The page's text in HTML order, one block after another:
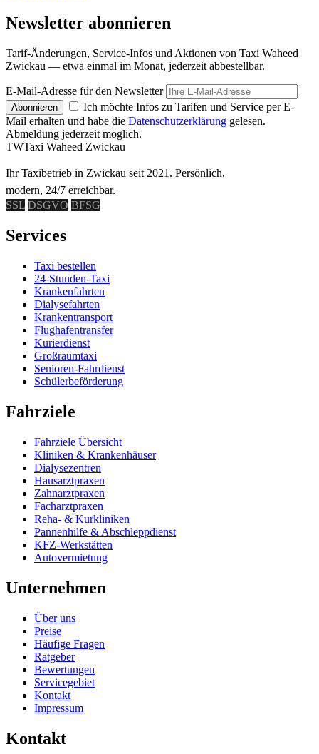
Newsletter abonnieren
Tarif-Änderungen, Service-Infos und Aktionen von Taxi Waheed
Zwickau — etwa einmal im Monat, jederzeit abbestellbar.
E-Mail-Adresse für den Newsletter
Abonnieren
Ich möchte Infos zu Tarifen und Service per E-
Mail erhalten und habe die Datenschutzerklärung gelesen.
Abmeldung jederzeit möglich.
TWTaxi Waheed Zwickau
Ihr Taxibetrieb in Zwickau seit 2021. Persönlich,
modern, 24/7 erreichbar.
SSL DSGVO BFSG
Services
Taxi bestellen
24-Stunden-Taxi
Krankenfahrten
Dialysefahrten
Krankentransport
Flughafentransfer
Kurierdienst
Großraumtaxi
Senioren-Fahrdienst
Schülerbeförderung
Fahrziele
Fahrziele Übersicht
Kliniken & Krankenhäuser
Dialysezentren
Hausarztpraxen
Zahnarztpraxen
Facharztpraxen
Reha- & Kurkliniken
Pannenhilfe & Abschleppdienst
KFZ-Werkstätten
Autovermietung
Unternehmen
Über uns
Preise
Häufige Fragen
Ratgeber
Bewertungen
Servicegebiet
Kontakt
Impressum
Kontakt